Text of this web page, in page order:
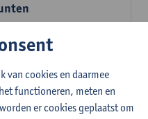
Konrad Rudnicki
van cookies en daarmee
functioneren, meten en
er cookies geplaatst om